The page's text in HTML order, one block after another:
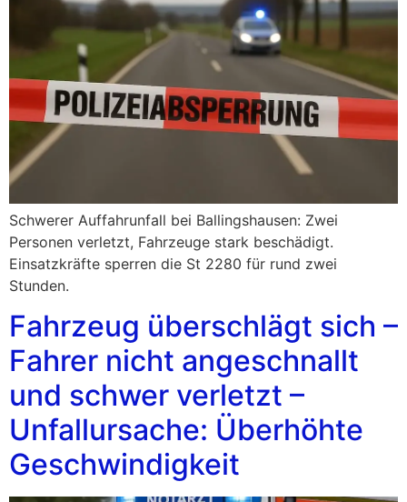
Schwerer Auffahrunfall bei Ballingshausen: Zwei
Personen verletzt, Fahrzeuge stark beschädigt.
Einsatzkräfte sperren die St 2280 für rund zwei
Stunden.
Fahrzeug überschlägt sich –
Fahrer nicht angeschnallt
und schwer verletzt –
Unfallursache: Überhöhte
Geschwindigkeit